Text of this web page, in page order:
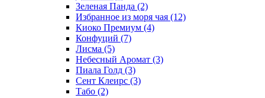
Зеленая Панда (2)
Избранное из моря чая (12)
Киоко Премиум (4)
Конфуций (7)
Лисма (5)
Небесный Аромат (3)
Пиала Голд (3)
Сент Клеирс (3)
Табо (2)